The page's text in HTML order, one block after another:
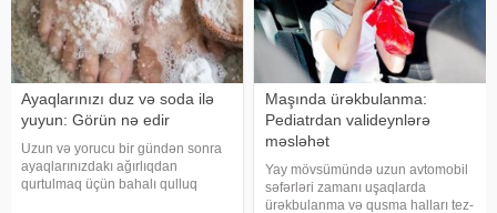
Ayaqlarınızı duz və soda ilə
yuyun: Görün nə edir
Uzun və yorucu bir gündən sonra
ayaqlarınızdakı ağırlıqdan
qurtulmaq üçün bahalı qulluq
Maşında ürəkbulanma:
Pediatrdan valideynlərə
məsləhət
Yay mövsümündə uzun avtomobil
səfərləri zamanı uşaqlarda
ürəkbulanma və qusma halları tez-